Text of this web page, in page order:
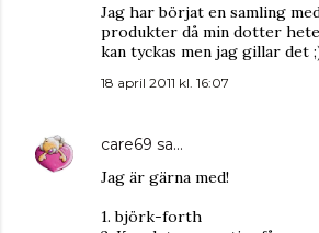
Jag har börjat en samling
produkter då min dotter
kan tyckas men jag gillar det
18 april 2011 kl. 16:07
care69 sa…
Jag är gärna med!
1. björk-forth